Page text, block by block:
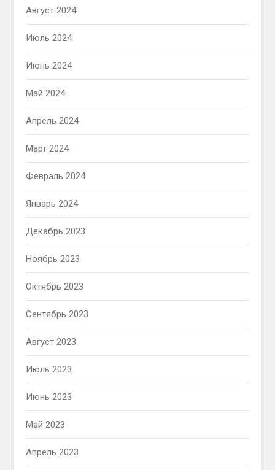
Август 2024
Июль 2024
Июнь 2024
Май 2024
Апрель 2024
Март 2024
Февраль 2024
Январь 2024
Декабрь 2023
Ноябрь 2023
Октябрь 2023
Сентябрь 2023
Август 2023
Июль 2023
Июнь 2023
Май 2023
Апрель 2023